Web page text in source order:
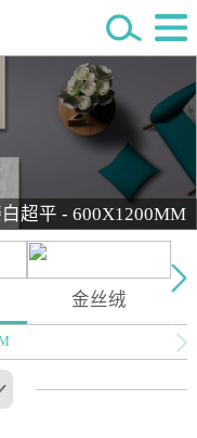
超平 -600X1200MM
金丝绒